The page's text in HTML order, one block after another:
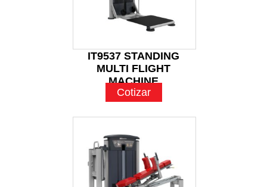
IT9537 STANDING
MULTI FLIGHT
MACHINE
Cotizar